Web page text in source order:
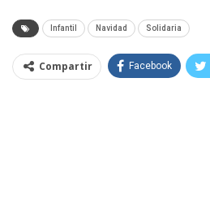
Infantil Navidad Solidaria
Compartir Facebook